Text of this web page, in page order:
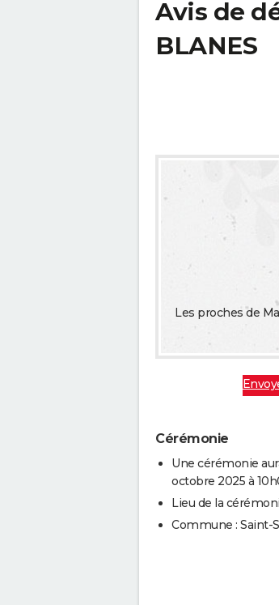
Avis de
BLANES
Les proches de
Cérémonie
Une cérémonie
octobre 2025 à
Lieu de la
Commune : Saint-